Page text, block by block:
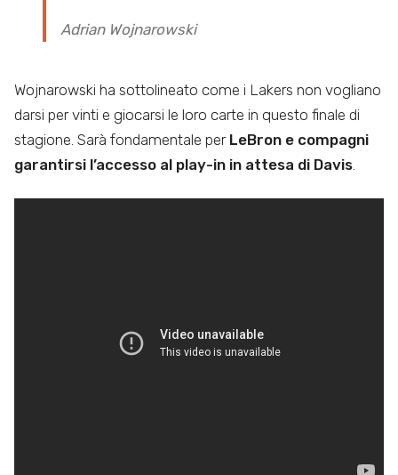
Adrian Wojnarowski
Wojnarowski ha sottolineato come i Lakers non vogliano
darsi per vinti e giocarsi le loro carte in questo finale di
stagione. Sarà fondamentale per LeBron e compagni
garantirsi l’accesso al play-in in attesa di Davis